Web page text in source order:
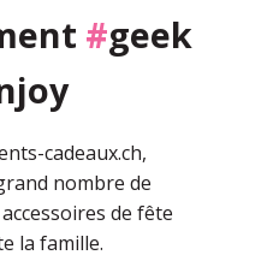
#geek
cadeaux.ch,
nombre de
de fête
la famille.